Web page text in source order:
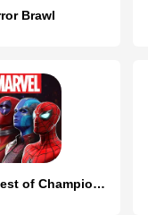
Brawl
Marvel Contest of Champions